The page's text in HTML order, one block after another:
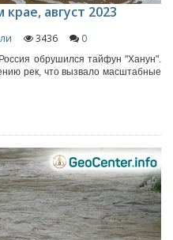
август 2023
3436 0
обрушился тайфун "Ханун".
рек, что вызвало масштабные